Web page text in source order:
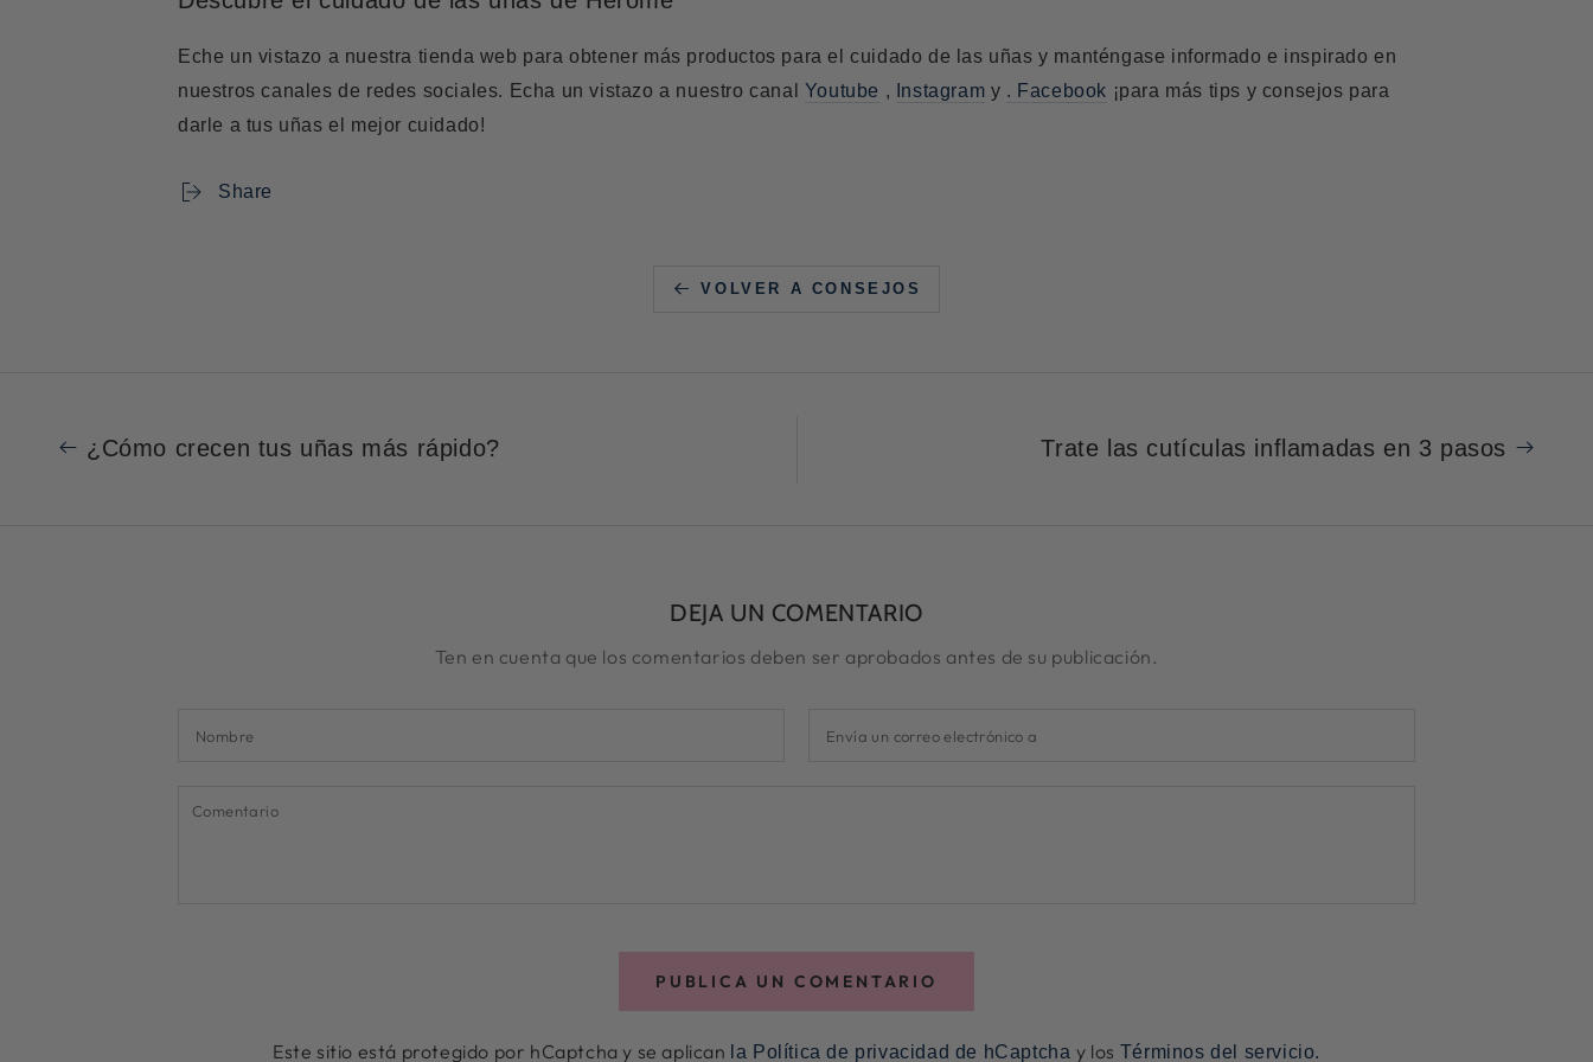
Eche un vistazo a nuestra tienda web para obtener más productos para el cuidado de las uñas y manténgase informado e inspirado en
nuestros canales de redes sociales. Echa un vistazo a nuestro canal Youtube , Instagram y . Facebook ¡para más tips y consejos para
darle a tus uñas el mejor cuidado!
Share
VOLVER A CONSEJOS
¿Cómo crecen tus uñas más rápido? Trate las cutículas inflamadas en 3 pasos
DEJA UN COMENTARIO
Ten en cuenta que los comentarios deben ser aprobados antes de su publicación.
Comentario
PUBLICA UN COMENTARIO
Este sitio está protegido por hCaptcha y se aplican la Política de privacidad de hCaptchay los Términos del servicio.